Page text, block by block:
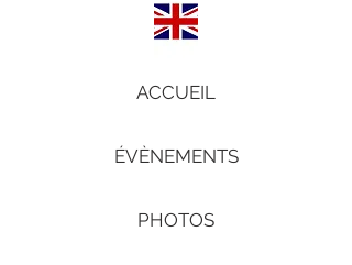
ACCUEIL
ÉVÈNEMENTS
PHOTOS